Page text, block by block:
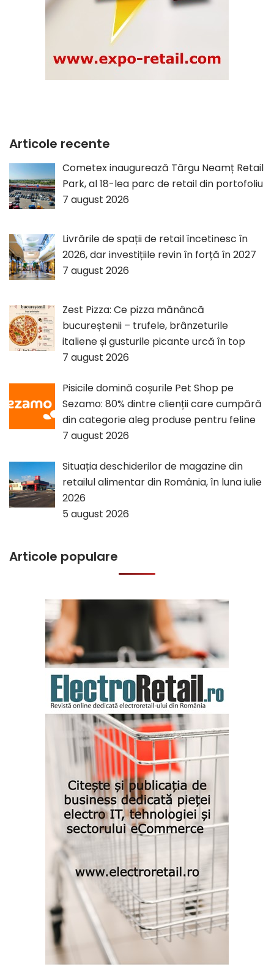
Articole recente
Cometex inaugurează Târgu Neamț Retail
Park, al 18-lea parc de retail din portofoliu
7 august 2026
Livrările de spații de retail încetinesc în
2026, dar investițiile revin în forță în 2027
7 august 2026
Zest Pizza: Ce pizza mănâncă
bucureștenii – trufele, brânzeturile
italiene și gusturile picante urcă în top
7 august 2026
Pisicile domină coșurile Pet Shop pe
Sezamo: 80% dintre clienții care cumpără
din categorie aleg produse pentru feline
7 august 2026
Situația deschiderilor de magazine din
retailul alimentar din România, în luna iulie
2026
5 august 2026
Articole populare